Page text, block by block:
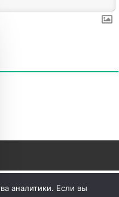
аналитики. Если вы